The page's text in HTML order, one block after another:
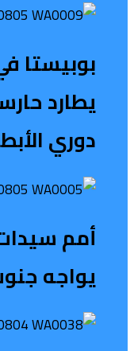
بوبيستا
يطارد
دوري
أمم
يواجه